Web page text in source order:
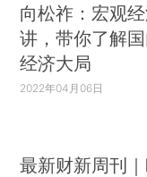
向松祚：宏观
讲，带你了解
经济大局
2022年04月06日
最新财新周刊